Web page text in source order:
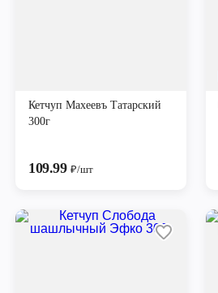
Кетчуп Махеевъ Татарский
300г
109.99₽/шт